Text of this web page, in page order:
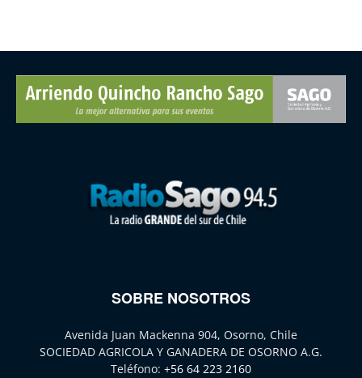
SOBRE NOSOTROS
Avenida Juan Mackenna 904, Osorno, Chile
SOCIEDAD AGRICOLA Y GANADERA DE OSORNO A.G.
Teléfono: +56 64 223 2160